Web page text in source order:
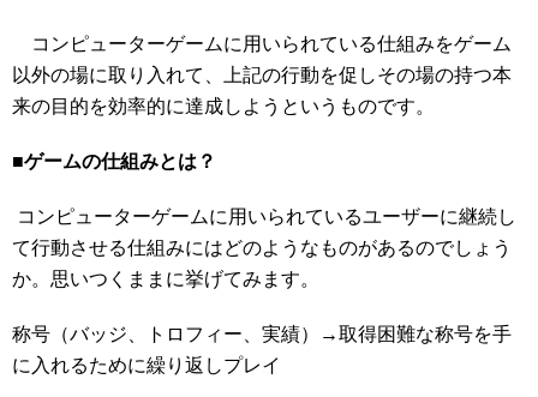
コンピューターゲームに用いられている仕組みをゲーム
以外の場に取り入れて、上記の行動を促しその場の持つ本
来の目的を効率的に達成しようというものです。
■ゲームの仕組みとは？
コンピューターゲームに用いられているユーザーに継続し
て行動させる仕組みにはどのようなものがあるのでしょう
か。思いつくままに挙げてみます。
称号（バッジ、トロフィー、実績）→取得困難な称号を手
に入れるために繰り返しプレイ